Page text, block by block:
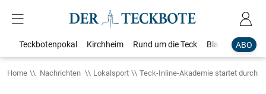
ABO
Teckbotenpokal Kirchheim Rund um die Teck Blaulicht
Home Nachrichten Lokalsport Teck-Inline-Akademie startet durch